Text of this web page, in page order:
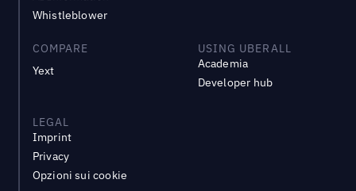
Whistleblower
COMPARE
Yext
USING UBERALL
Academia
Developer hub
LEGAL
Imprint
Privacy
Opzioni sui cookie